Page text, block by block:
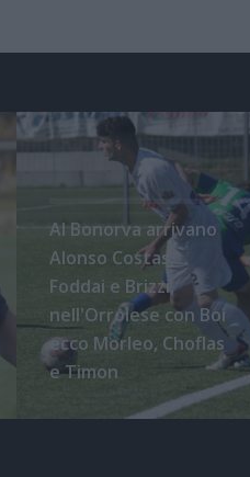
Al Bonorva arrivano
Alonso Costas,
Foddai e Brizzi,
nell'Orrolese con Boi
ecco Morleo, Choflas
e Timon